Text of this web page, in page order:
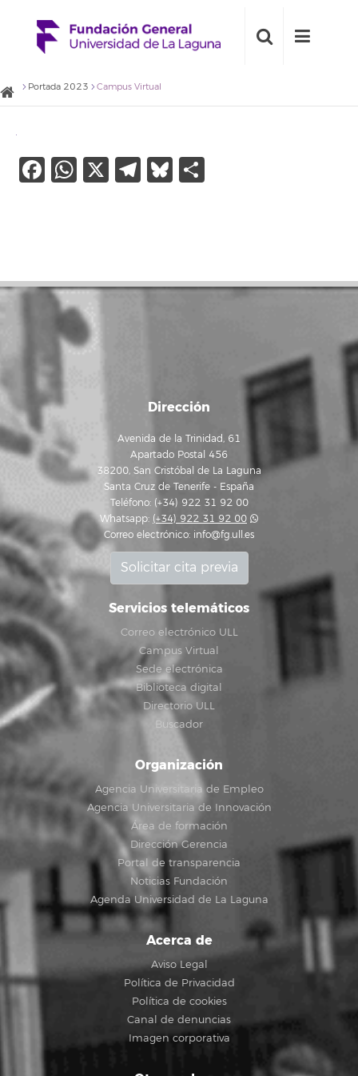
Portada 2023 Campus Virtual
Facebook
WhatsApp
X Telegram
Bluesky
Dirección
Avenida de la Trinidad, 61
Apartado Postal 456
38200, San Cristóbal de La Laguna
Santa Cruz de Tenerife - España
Teléfono: (+34) 922 31 92 00
Whatsapp: (+34) 922 31 92 00
Correo electrónico: info@fg.ull.es
Solicitar cita previa
Servicios telemáticos
Correo electrónico ULL
Campus Virtual
Sede electrónica
Biblioteca digital
Directorio ULL
Buscador
Organización
Agencia Universitaria de Empleo
Agencia Universitaria de Innovación
Área de formación
Dirección Gerencia
Portal de transparencia
Noticias Fundación
Agenda Universidad de La Laguna
Acerca de
Aviso Legal
Política de Privacidad
Política de cookies
Canal de denuncias
Imagen corporativa